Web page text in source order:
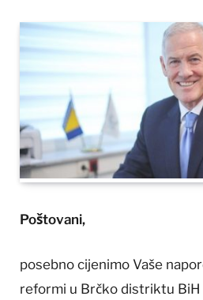
Poštovani,
posebno cijenimo Vaše
reformi u Brčko distriktu BiH